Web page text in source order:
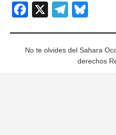
Facebook
X
No te olvides del Sahara
derechos